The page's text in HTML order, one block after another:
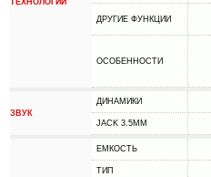
ТЕХНОЛОГИИ
ДРУГИЕ ФУНКЦИИ
ОСОБЕННОСТИ
ЗВУК
ДИНАМИКИ
JACK 3.5MM
ЕМКОСТЬ
ТИП